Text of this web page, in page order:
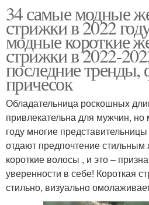
34 самые модные
стрижки в 2022
модные короткие
стрижки в 2022-
последние тренды,
причесок
Обладательница роскошных
привлекательна для мужчин,
году многие
отдают предпочтение
короткие волосы , и это –
уверенности в себе! Короткая
стильно, визуально